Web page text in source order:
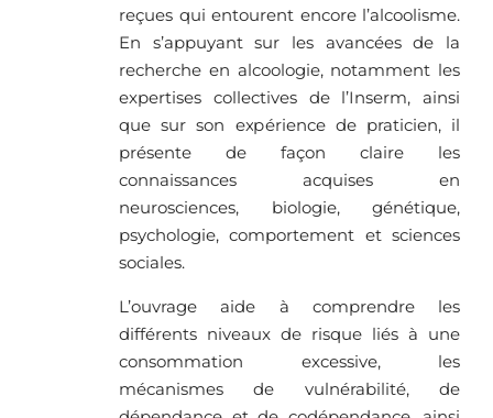
reçues qui entourent encore l’alcoolisme.
En s’appuyant sur les avancées de la
recherche en alcoologie, notamment les
expertises collectives de l’Inserm, ainsi
que sur son expérience de praticien, il
présente de façon claire les
connaissances acquises en
neurosciences, biologie, génétique,
psychologie, comportement et sciences
sociales.
L’ouvrage aide à comprendre les
différents niveaux de risque liés à une
consommation excessive, les
mécanismes de vulnérabilité, de